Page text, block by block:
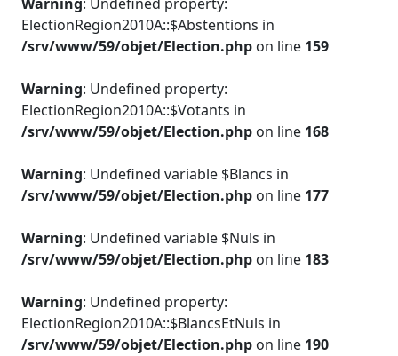
Warning: Undefined property:
ElectionRegion2010A::$Abstentions in
/srv/www/59/objet/Election.php on line 159
Warning: Undefined property:
ElectionRegion2010A::$Votants in
/srv/www/59/objet/Election.php on line 168
Warning: Undefined variable $Blancs in
/srv/www/59/objet/Election.php on line 177
Warning: Undefined variable $Nuls in
/srv/www/59/objet/Election.php on line 183
Warning: Undefined property:
ElectionRegion2010A::$BlancsEtNuls in
/srv/www/59/objet/Election.php on line 190